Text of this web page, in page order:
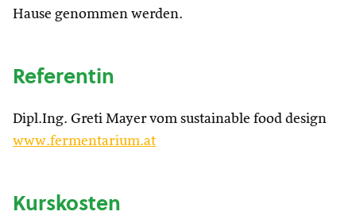
Hause genommen werden.
Referentin
Dipl.Ing. Greti Mayer vom sustainable food design
www.fermentarium.at
Kurskosten